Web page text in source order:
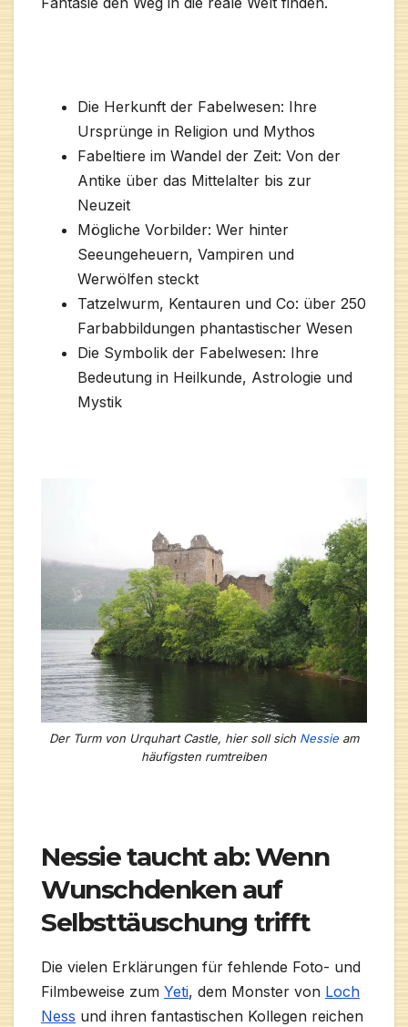
Die Herkunft der Fabelwesen: Ihre
Ursprünge in Religion und Mythos
Fabeltiere im Wandel der Zeit: Von der
Antike über das Mittelalter bis zur
Neuzeit
Mögliche Vorbilder: Wer hinter
Seeungeheuern, Vampiren und
Werwölfen steckt
Tatzelwurm, Kentauren und Co: über 250
Farbabbildungen phantastischer Wesen
Die Symbolik der Fabelwesen: Ihre
Bedeutung in Heilkunde, Astrologie und
Mystik
Der Turm von Urquhart Castle, hier soll sich Nessie am
häufigsten rumtreiben
Nessie taucht ab: Wenn
Wunschdenken auf
Selbsttäuschung trifft
Die vielen Erklärungen für fehlende Foto- und
Filmbeweise zum Yeti, dem Monster von Loch
Ness und ihren fantastischen Kollegen reichen